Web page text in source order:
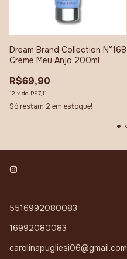
Dream Brand Collection N°168
Creme Meu Anjo 200ml
R$69,90
12 x de R$7,11
Só restam 2 em estoque!
5516992080083
16992080083
carolinapugliesi06@gmail.com